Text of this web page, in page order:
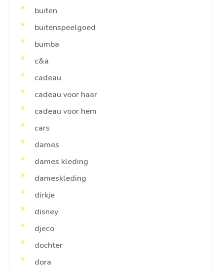
buiten
buitenspeelgoed
bumba
c&a
cadeau
cadeau voor haar
cadeau voor hem
cars
dames
dames kleding
dameskleding
dirkje
disney
djeco
dochter
dora